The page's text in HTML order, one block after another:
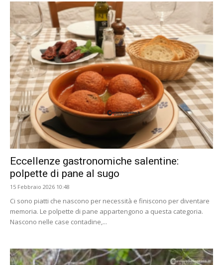
Eccellenze gastronomiche salentine:
polpette di pane al sugo
15 Febbraio 2026 10:48
Ci sono piatti che nascono per necessità e finiscono per diventare
memoria. Le polpette di pane appartengono a questa categoria.
Nascono nelle case contadine,...